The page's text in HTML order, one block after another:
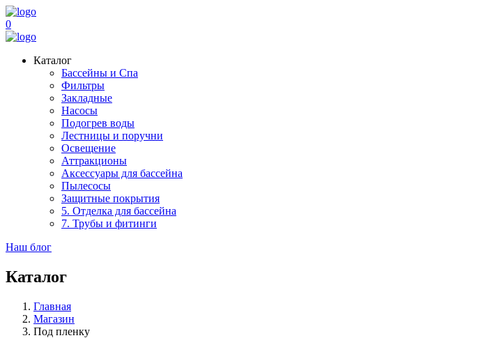
0
Каталог
Бассейны и Спа
Фильтры
Закладные
Насосы
Подогрев воды
Лестницы и поручни
Освещение
Аттракционы
Аксессуары для бассейна
Пылесосы
Защитные покрытия
5. Отделка для бассейна
7. Трубы и фитинги
Наш блог
Каталог
Главная
Магазин
Под пленку